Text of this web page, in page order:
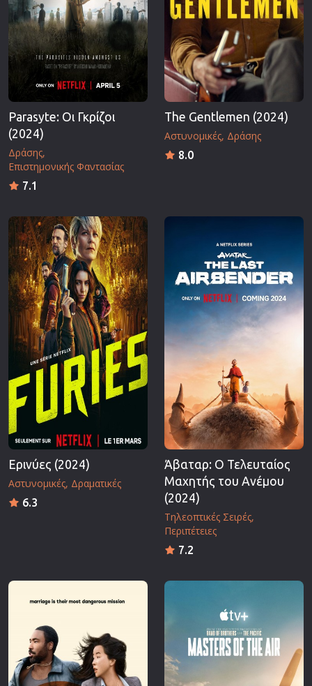
Parasyte: Οι Γκρίζοι
(2024)
Δράσης
Επιστημονικής Φαντασίας
7.1
The Gentlemen (2024)
Αστυνομικές Δράσης
8.0
Ερινύες (2024)
Αστυνομικές Δραματικές
6.3
Άβαταρ: Ο Τελευταίος
Μαχητής του Ανέμου
(2024)
Τηλεοπτικές Σειρές
Περιπέτειες
7.2